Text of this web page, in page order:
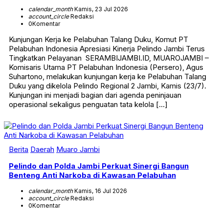
calendar_monthKamis, 23 Jul 2026
account_circleRedaksi
0Komentar
Kunjungan Kerja ke Pelabuhan Talang Duku, Komut PT
Pelabuhan Indonesia Apresiasi Kinerja Pelindo Jambi Terus
Tingkatkan Pelayanan SERAMBIJAMBI.ID, MUAROJAMBI –
Komisaris Utama PT Pelabuhan Indonesia (Persero), Agus
Suhartono, melakukan kunjungan kerja ke Pelabuhan Talang
Duku yang dikelola Pelindo Regional 2 Jambi, Kamis (23/7).
Kunjungan ini menjadi bagian dari agenda peninjauan
operasional sekaligus penguatan tata kelola […]
Berita Daerah Muaro Jambi
Pelindo dan Polda Jambi Perkuat Sinergi Bangun
Benteng Anti Narkoba di Kawasan Pelabuhan
calendar_monthKamis, 16 Jul 2026
account_circleRedaksi
0Komentar